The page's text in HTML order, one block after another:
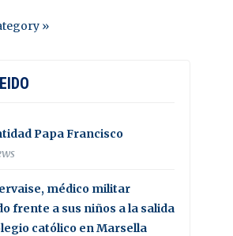
»
Papa Francisco
médico militar
frente a sus niños a la salida
católico en Marsella